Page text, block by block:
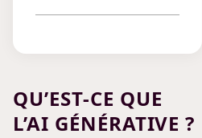
QU’EST-CE QUE
L’AI GÉNÉRATIVE ?